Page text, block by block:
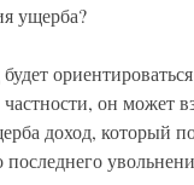
ущерба?
он может
доход, который
последнего